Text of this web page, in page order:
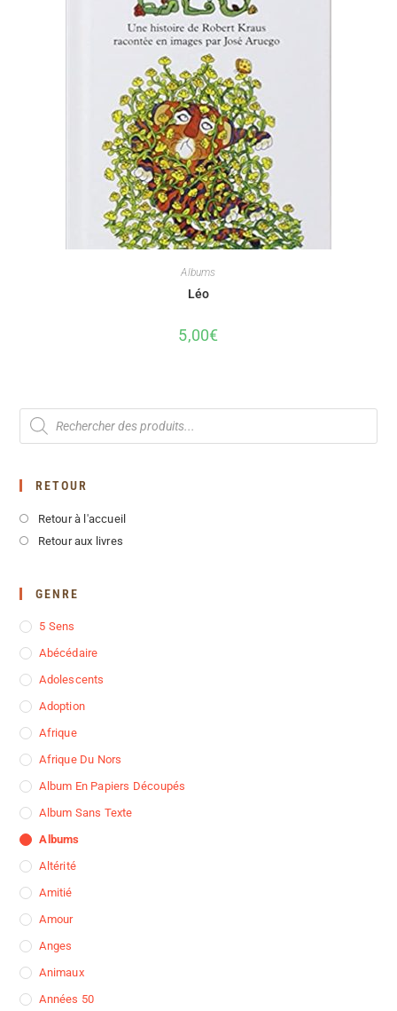
Albums
Léo
5,00€
RETOUR
Retour à l'accueil
Retour aux livres
GENRE
5 Sens
Abécédaire
Adolescents
Adoption
Afrique
Afrique Du Nors
Album En Papiers Découpés
Album Sans Texte
Albums
Altérité
Amitié
Amour
Anges
Animaux
Années 50